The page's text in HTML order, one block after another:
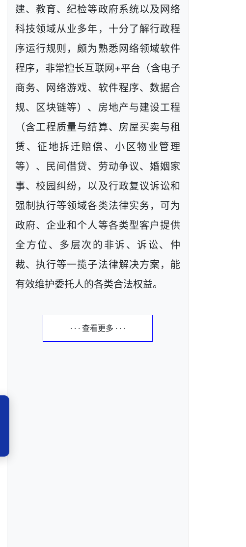
建、教育、纪检等政府系统以及网络
科技领域从业多年，十分了解行政程
序运行规则，颇为熟悉网络领域软件
程序，非常擅长互联网+平台（含电子
商务、网络游戏、软件程序、数据合
规、区块链等）、房地产与建设工程
（含工程质量与结算、房屋买卖与租
赁、征地拆迁赔偿、小区物业管理
等）、民间借贷、劳动争议、婚姻家
事、校园纠纷，以及行政复议诉讼和
强制执行等领域各类法律实务，可为
政府、企业和个人等各类型客户提供
全方位、多层次的非诉、诉讼、仲
裁、执行等一揽子法律解决方案，能
有效维护委托人的各类合法权益。
· · · 查看更多 · · ·